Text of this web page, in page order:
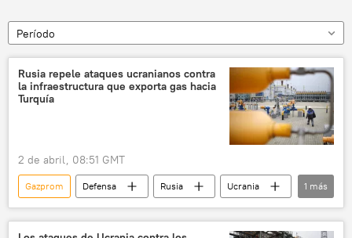
Período
Rusia repele ataques ucranianos contra
la infraestructura que exporta gas hacia
Turquía
2 de abril, 08:51 GMT
Gazprom Defensa Rusia
Ucrania
📰 Operación rusa de desmilitarización y desnazificación de Ucrania
1 más